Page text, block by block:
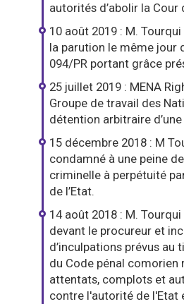
autorités d’abolir la Cour
10 août 2019 : M.
la parution le même jour
094/PR portant grâce
25 juillet 2019 : MENA
Groupe de travail des
détention arbitraire d’une
15 décembre 2018 : M
condamné à une peine
criminelle à perpétuité
de l’Etat.
14 août 2018 : M.
devant le procureur et
d’inculpations prévus au
du Code pénal comorien
attentats, complots et
contre l'autorité de l'Etat